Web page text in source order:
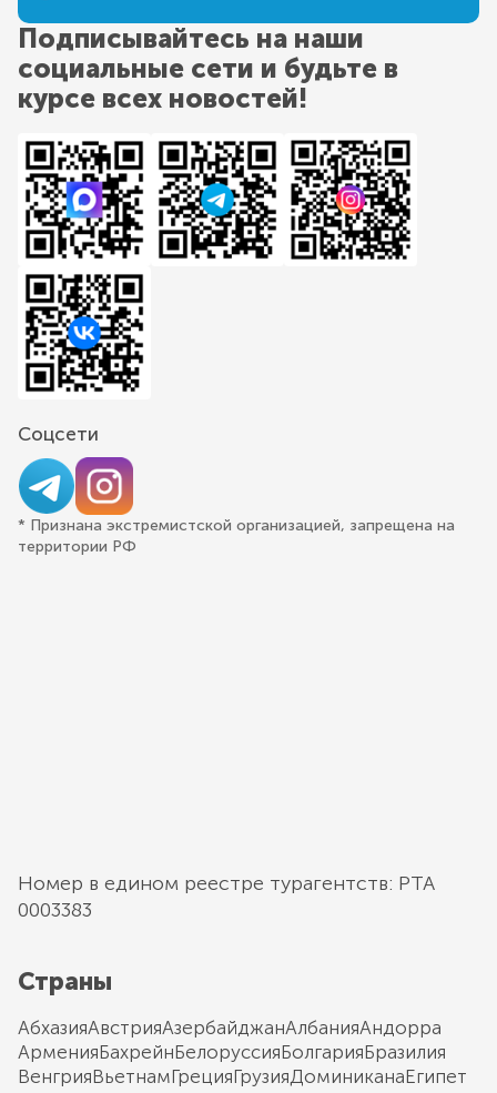
Подписывайтесь на наши
социальные сети и будьте в
курсе всех новостей!
Соцсети
* Признана экстремистской организацией, запрещена на
территории РФ
Номер в едином реестре турагентств: РТА
0003383
Страны
АбхазияАвстрияАзербайджанАлбанияАндорра
АрменияБахрейнБелоруссияБолгарияБразилия
ВенгрияВьетнамГрецияГрузияДоминиканаЕгипет